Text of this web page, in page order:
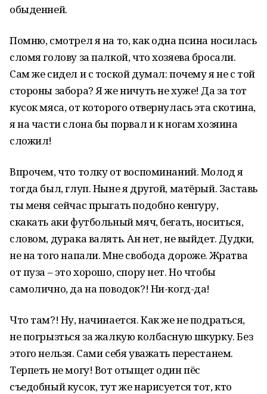
обыденней.
Помню, смотрел я на то, как одна псина носилась
сломя голову за палкой, что хозяева бросали.
Сам же сидел и с тоской думал: почему я не с той
стороны забора? Я же ничуть не хуже! Да за тот
кусок мяса, от которого отвернулась эта скотина,
я на части слона бы порвал и к ногам хозяина
сложил!
Впрочем, что толку от воспоминаний. Молод я
тогда был, глуп. Ныне я другой, матёрый. Заставь
ты меня сейчас прыгать подобно кенгуру,
скакать аки футбольный мяч, бегать, носиться,
словом, дурака валять. Ан нет, не выйдет. Дудки,
не на того напали. Мне свобода дороже. Жратва
от пуза – это хорошо, спору нет. Но чтобы
самолично, да на поводок?! Ни-когд-да!
Что там?! Ну, начинается. Как же не подраться,
не погрызться за жалкую колбасную шкурку. Без
этого нельзя. Сами себя уважать перестанем.
Терпеть не могу! Вот отыщет один пёс
съедобный кусок, тут же нарисуется тот, кто